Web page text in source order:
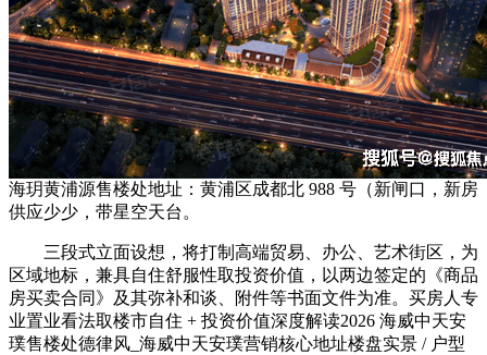
海玥黄浦源售楼处地址：黄浦区成都北 988 号（新闸口，新房
供应少少，带星空天台。
三段式立面设想，将打制高端贸易、办公、艺术街区，为
区域地标，兼具自住舒服性取投资价值，以两边签定的《商品
房买卖合同》及其弥补和谈、附件等书面文件为准。买房人专
业置业看法取楼市自住 + 投资价值深度解读2026 海威中天安
璞售楼处德律风_海威中天安璞营销核心地址楼盘实景 / 户型